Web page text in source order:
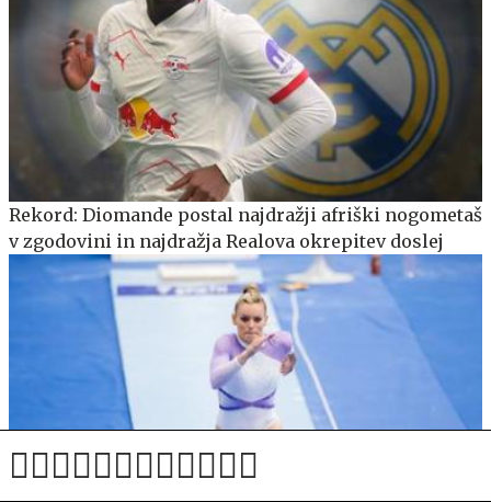
Rekord: Diomande postal najdražji afriški nogometaš
v zgodovini in najdražja Realova okrepitev doslej